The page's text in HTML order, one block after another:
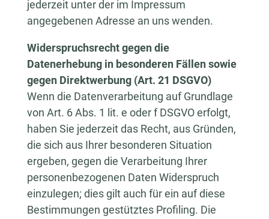
jederzeit unter der im Impressum
angegebenen Adresse an uns wenden.
Widerspruchsrecht gegen die
Datenerhebung in besonderen Fällen sowie
gegen Direktwerbung (Art. 21 DSGVO)
Wenn die Datenverarbeitung auf Grundlage
von Art. 6 Abs. 1 lit. e oder f DSGVO erfolgt,
haben Sie jederzeit das Recht, aus Gründen,
die sich aus Ihrer besonderen Situation
ergeben, gegen die Verarbeitung Ihrer
personenbezogenen Daten Widerspruch
einzulegen; dies gilt auch für ein auf diese
Bestimmungen gestütztes Profiling. Die